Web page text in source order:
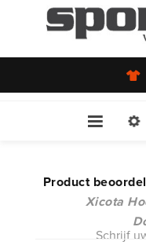
Product
Xicota
Schrijf